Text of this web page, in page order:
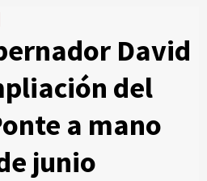
David
del
a mano
junio